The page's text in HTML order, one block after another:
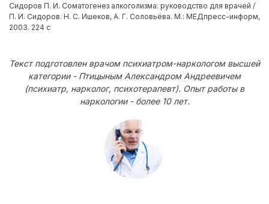
Сидоров П. И. Соматогенез алкоголизма: руководство для врачей /
П. И. Сидоров. Н. С. Ишеков, А. Г. Соловьёва. М.: МЕДпресс-информ,
2003. 224 с
Текст подготовлен врачом психиатром-наркологом высшей
категории - Птицыным Александром Андреевичем
(психиатр, нарколог, психотерапевт). Опыт работы в
наркологии - более 10 лет.